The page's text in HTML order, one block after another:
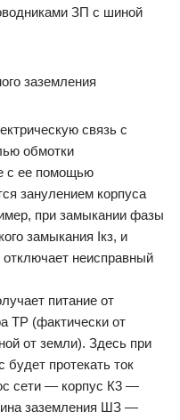
ЗП с шиной
заземления
связь с
обмотки
с ее помощью
занулением корпуса
при замыкании фазы
замыкания Iкз, и
неисправный
питание от
ТР (фактически от
от земли). Здесь при
протекать ток
сети — корпус К3 —
заземления ШЗ —